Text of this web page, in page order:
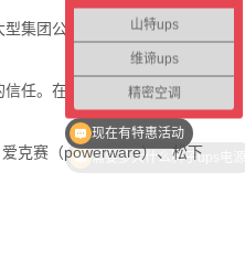
集团公司等系统提供电力保
任。在共同的市场开拓过程
爱克赛（powerware）、松下
山特ups
维谛ups
精密空调
现在有特惠活动